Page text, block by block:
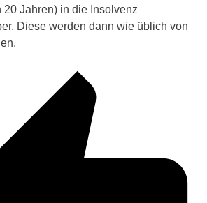
20 Jahren) in die Insolvenz
Diese werden dann wie üblich von